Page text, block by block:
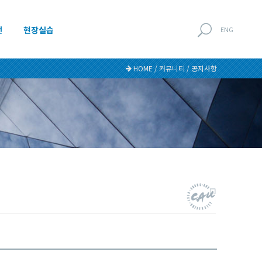
현장실습 ENG
HOME / 커뮤니티 / 공지사항